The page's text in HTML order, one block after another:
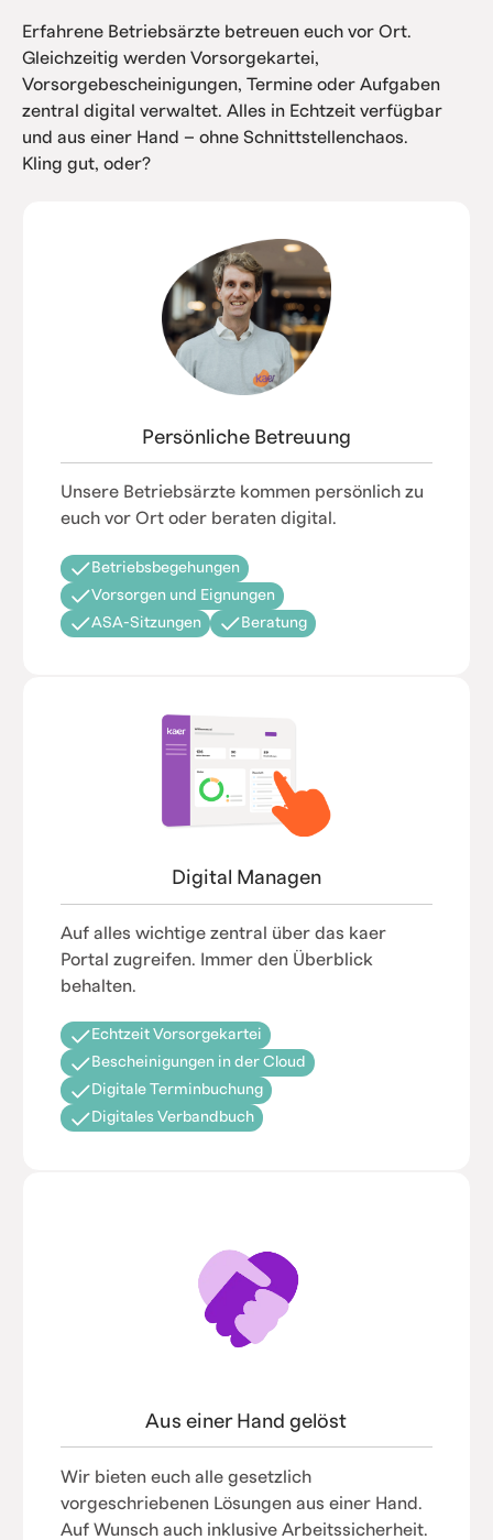
Erfahrene Betriebsärzte betreuen euch vor Ort.
Gleichzeitig werden Vorsorgekartei,
Vorsorgebescheinigungen, Termine oder Aufgaben
zentral digital verwaltet. Alles in Echtzeit verfügbar
und aus einer Hand – ohne Schnittstellenchaos.
Kling gut, oder?
Persönliche Betreuung
Unsere Betriebsärzte kommen persönlich zu
euch vor Ort oder beraten digital.
Betriebsbegehungen
Vorsorgen und Eignungen
ASA-Sitzungen
Beratung
Digital Managen
Auf alles wichtige zentral über das kaer
Portal zugreifen. Immer den Überblick
behalten.
Echtzeit Vorsorgekartei
Bescheinigungen in der Cloud
Digitale Terminbuchung
Digitales Verbandbuch
Aus einer Hand gelöst
Wir bieten euch alle gesetzlich
vorgeschriebenen Lösungen aus einer Hand.
Auf Wunsch auch inklusive Arbeitssicherheit.